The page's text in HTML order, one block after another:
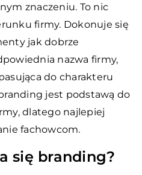
znaczeniu. To nic
firmy. Dokonuje się
jak dobrze
nazwa firmy,
do charakteru
jest podstawą do
dlatego najlepiej
fachowcom.
się branding?